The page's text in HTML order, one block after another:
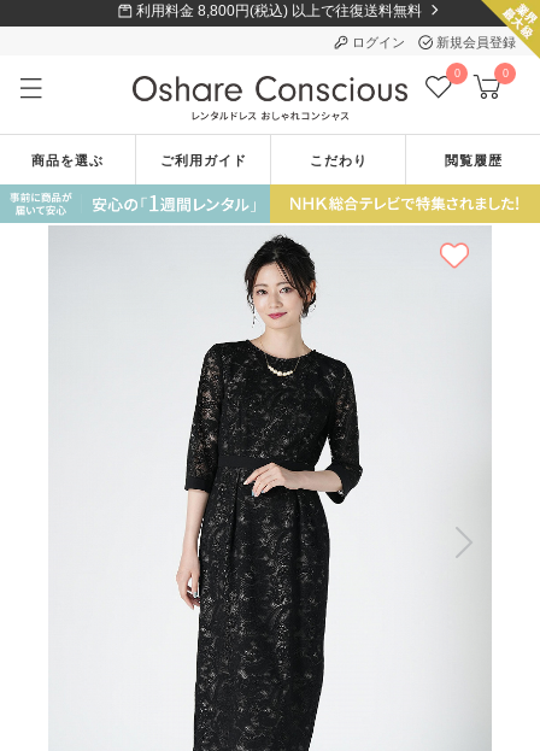
利用料金 8,800円(税込) 以上で往復送料無料
ログイン 新規会員登録
0 0
商品を選ぶ ご利用ガイド こだわり 閲覧履歴